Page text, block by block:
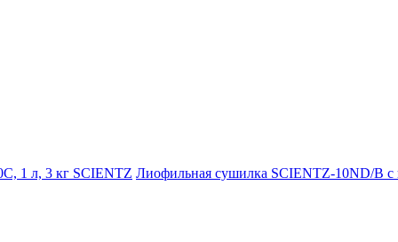
SCIENTZ Лиофильная сушилка SCIENTZ-10ND/B